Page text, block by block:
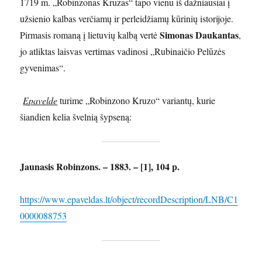
užsienio kalbas verčiamų ir perleidžiamų kūrinių istorijoje.
Pirmasis romaną į lietuvių kalbą vertėSimonas Daukantas,
jo atliktas laisvas vertimas vadinosi „Rubinaičio Pelūzės
gyvenimas“.
Epaveldeturime „Robinzono Kruzo“ variantų, kurie
šiandien kelia švelnią šypseną:
Jaunasis Robinzons. – 1883. – [1], 104 p.
https://www.epaveldas.lt/object/recordDescription/LNB/C1
0000088753